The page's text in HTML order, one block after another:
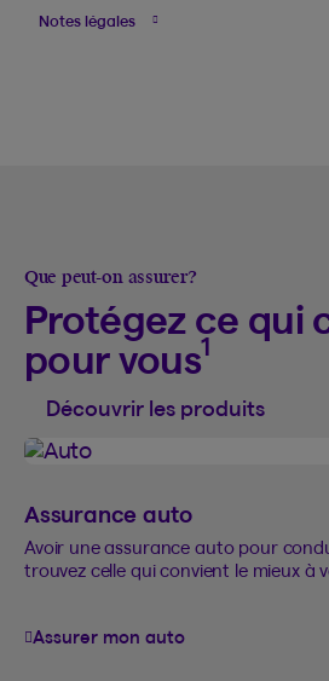
Notes légales
Que peut-on assurer?
Protégez ce qui
pour vous1
Découvrir les produits
Assurance auto
Avoir une assurance auto pour
trouvez celle qui convient le mieux à
Assurer mon auto